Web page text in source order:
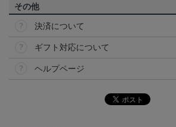
その他
決済について
ギフト対応について
ヘルプページ